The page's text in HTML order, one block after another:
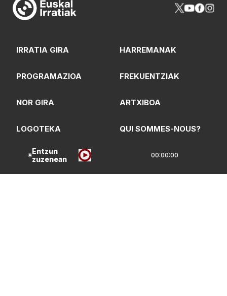
Entzun
zuzenean
00:00:00
IRRATIA GIRA HARREMANAK
PROGRAMAZIOA FREKUENTZIAK
NOR GIRA ARTXIBOA
LOGOTEKA QUI SOMMES-NOUS?
Lege Oharrak
Pribatasun Politika